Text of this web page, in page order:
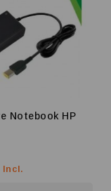
Notebook HP
Incl.